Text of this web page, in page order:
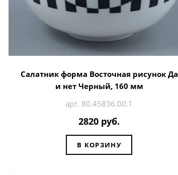
Салатник форма Восточная рисунок Да
и нет Черный, 160 мм
арт. 80.45836.00.1
2820 руб.
В КОРЗИНУ